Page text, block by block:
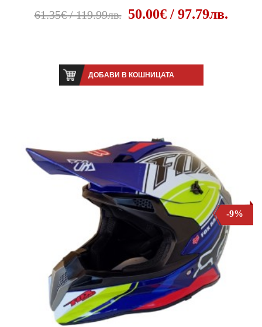
61.35€ / 119.99лв. 50.00€ / 97.79лв.
ДОБАВИ В КОШНИЦАТА
-9%